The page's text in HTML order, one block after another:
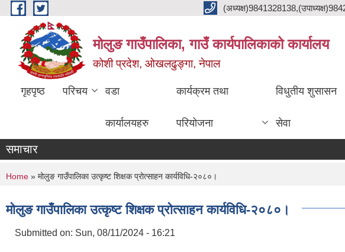
Skip to main content
मोलुङ गाउँपालिका, गाउँ कार्यपालिकाको कार्यालय
कोशी प्रदेश, ओखलढुङ्गा, नेपाल
गृहपृष्ठ परिचय वडा
कार्यालयहरु
कार्यक्रम तथा
परियोजना
विधुतीय शुसासन
सेवा
समाचार
You are here
Home » मोलुङ गाउँपालिका उत्कृष्ट शिक्षक प्रोत्साहन कार्यविधि-२०८०।
मोलुङ गाउँपालिका उत्कृष्ट शिक्षक प्रोत्साहन कार्यविधि-२०८०।
Submitted on: Sun, 08/11/2024 - 16:21